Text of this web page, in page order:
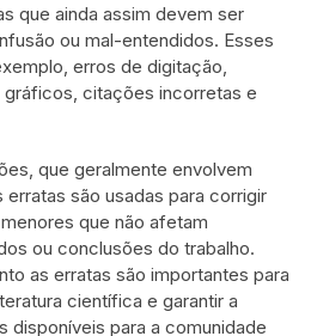
que ainda assim devem ser
ou mal-entendidos. Esses
erros de digitação,
citações incorretas e
que geralmente envolvem
são usadas para corrigir
que não afetam
ou conclusões do trabalho.
as erratas são importantes para
científica e garantir a
disponíveis para a comunidade